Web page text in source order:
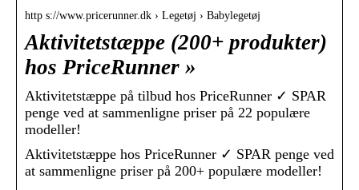
http s://www.pricerunner.dk › Legetøj › Babylegetøj
Aktivitetstæppe (200+ produkter)
hos PriceRunner »
Aktivitetstæppe på tilbud hos PriceRunner ✓ SPAR
penge ved at sammenligne priser på 22 populære
modeller!
Aktivitetstæppe hos PriceRunner ✓ SPAR penge ved
at sammenligne priser på 200+ populære modeller!